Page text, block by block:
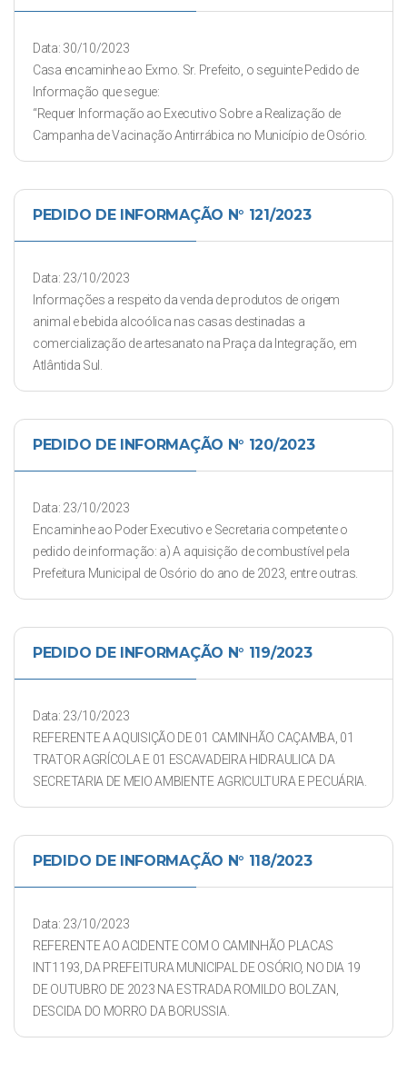
Data: 30/10/2023
Casa encaminhe ao Exmo. Sr. Prefeito, o seguinte Pedido de
Informação que segue:
“Requer Informação ao Executivo Sobre a Realização de
Campanha de Vacinação Antirrábica no Município de Osório.
PEDIDO DE INFORMAÇÃO N° 121/2023
Data: 23/10/2023
Informações a respeito da venda de produtos de origem
animal e bebida alcoólica nas casas destinadas a
comercialização de artesanato na Praça da Integração, em
Atlântida Sul.
PEDIDO DE INFORMAÇÃO N° 120/2023
Data: 23/10/2023
Encaminhe ao Poder Executivo e Secretaria competente o
pedido de informação: a) A aquisição de combustível pela
Prefeitura Municipal de Osório do ano de 2023, entre outras.
PEDIDO DE INFORMAÇÃO N° 119/2023
Data: 23/10/2023
REFERENTE A AQUISIÇÃO DE 01 CAMINHÃO CAÇAMBA, 01
TRATOR AGRÍCOLA E 01 ESCAVADEIRA HIDRAULICA DA
SECRETARIA DE MEIO AMBIENTE AGRICULTURA E PECUÁRIA.
PEDIDO DE INFORMAÇÃO N° 118/2023
Data: 23/10/2023
REFERENTE AO ACIDENTE COM O CAMINHÃO PLACAS
INT1193, DA PREFEITURA MUNICIPAL DE OSÓRIO, NO DIA 19
DE OUTUBRO DE 2023 NA ESTRADA ROMILDO BOLZAN,
DESCIDA DO MORRO DA BORUSSIA.